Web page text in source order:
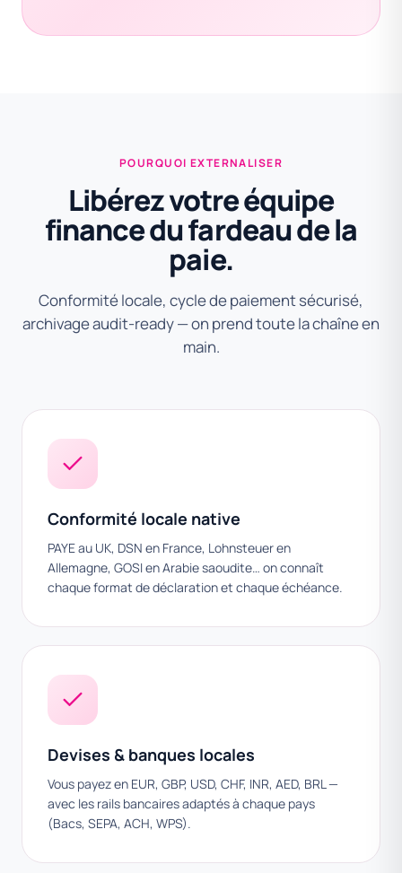
POURQUOI EXTERNALISER
Libérez votre équipe
finance du fardeau de la
paie.
Conformité locale, cycle de paiement sécurisé,
archivage audit-ready — on prend toute la chaîne en
main.
Conformité locale native
PAYE au UK, DSN en France, Lohnsteuer en
Allemagne, GOSI en Arabie saoudite… on connaît
chaque format de déclaration et chaque échéance.
Devises & banques locales
Vous payez en EUR, GBP, USD, CHF, INR, AED, BRL —
avec les rails bancaires adaptés à chaque pays
(Bacs, SEPA, ACH, WPS).